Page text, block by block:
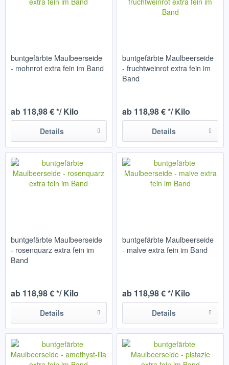
buntgefärbte Maulbeerseide
- mohnrot extra fein im Band
ab 118,98 € */ Kilo
Details
buntgefärbte Maulbeerseide
- fruchtweinrot extra fein im
Band
ab 118,98 € */ Kilo
Details
buntgefärbte Maulbeerseide
- rosenquarz extra fein im
Band
ab 118,98 € */ Kilo
Details
buntgefärbte Maulbeerseide
- malve extra fein im Band
ab 118,98 € */ Kilo
Details